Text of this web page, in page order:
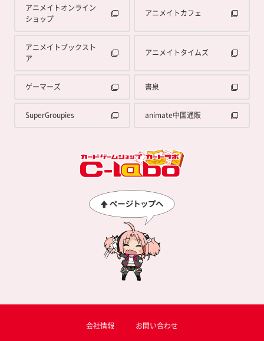
アニメイトオンライン
ショップ
アニメイトカフェ
アニメイトブックスト
ア
アニメイトタイムズ
ゲーマーズ 書泉
SuperGroupies animate中国通販
会社情報 お問い合わせ